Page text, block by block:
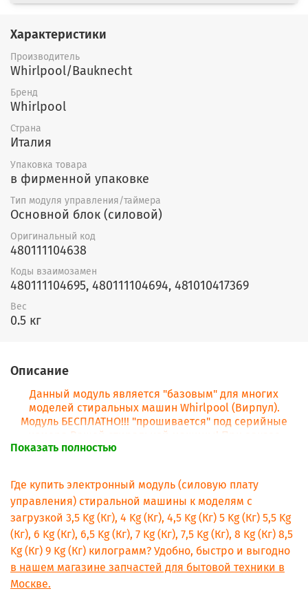
Характеристики
Производитель
Whirlpool/Bauknecht
Бренд
Whirlpool
Страна
Италия
Упаковка товара
в фирменной упаковке
Тип модуля управления/таймера
Основной блок (силовой)
Оригинальный код
480111104638
Коды взаимозамен
480111104695, 480111104694, 481010417369
Вес
0.5 кг
Описание
Данный модуль является "базовым" для многих
моделей стиральных машин Whirlpool (Вирпул).
Модуль БЕСПЛАТНО!!! "прошивается" под серийные
номера Вашей стиральной машины! При заказе
модуля просьба в комментарии сразу написать
Показать полностью
Где купить электронный модуль (силовую плату
управления) стиральной машины к моделям с
загрузкой 3,5 Kg (Кг), 4 Kg (Кг), 4,5 Kg (Кг) 5 Kg (Кг) 5,5 Kg
(Кг), 6 Kg (Кг), 6,5 Kg (Кг), 7 Kg (Кг), 7,5 Kg (Кг), 8 Kg (Кг) 8,5
Kg (Кг) 9 Kg (Кг) килограмм? Удобно, быстро и выгодно
в нашем магазине запчастей для бытовой техники в
Москве.